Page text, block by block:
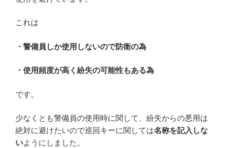
これは
・警備員しか使用しないので防衛の為
・使用頻度が高く紛失の可能性もある為
です。
少なくとも警備員の使用時に関して、紛失からの悪用は
絶対に避けたいので巡回キーに関しては名称を記入しな
いようにしました。